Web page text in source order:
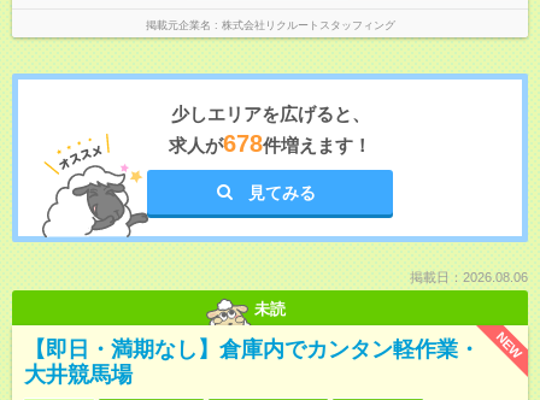
掲載元企業名 株式会社リクルートスタッフィング
少しエリアを広げると、
求人が678件増えます！
見てみる
掲載日：2026.08.06
未読
NEW
【即日・満期なし】倉庫内でカンタン軽作業・
大井競馬場